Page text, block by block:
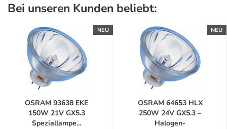
Bei unseren Kunden beliebt:
NEU
OSRAM 93638 EKE
150W 21V GX5.3
Speziallampe...
NEU
OSRAM 64653 HLX
250W 24V GX5.3 –
Halogen-